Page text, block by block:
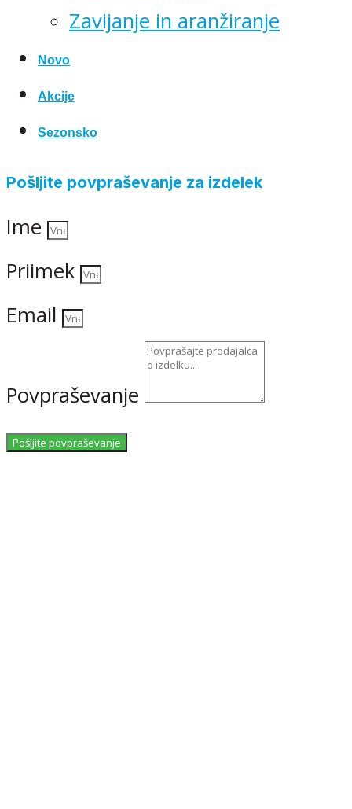
Zavijanje in aranžiranje
Novo
Akcije
Sezonsko
Pošljite povpraševanje za izdelek
Ime
Priimek
Email
Povpraševanje
Pošljite povpraševanje